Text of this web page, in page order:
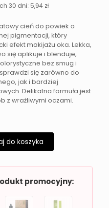
zł.
30 dni: 5,94 zł
cień do powiek o
pigmentacji, który
efekt makijażu oka. Lekka,
się aplikuje i blenduje,
bez smug i
się zarówno do
jak i bardziej
Delikatna formuła jest
z wrażliwymi oczami.
do koszyka
promocyjny: